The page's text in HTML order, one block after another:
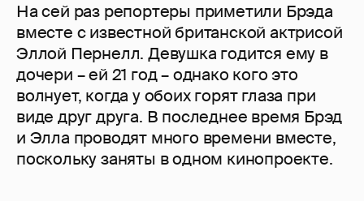
На сей раз репортеры приметили Брэда
вместе с известной британской актрисой
Эллой Пернелл. Девушка годится ему в
дочери – ей 21 год – однако кого это
волнует, когда у обоих горят глаза при
виде друг друга. В последнее время Брэд
и Элла проводят много времени вместе,
поскольку заняты в одном кинопроекте.